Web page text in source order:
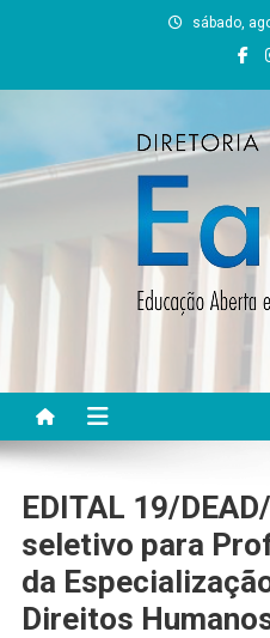
sábado,
DEAD UFVJM
EDITAL 19/
seletivo para
da
Direitos